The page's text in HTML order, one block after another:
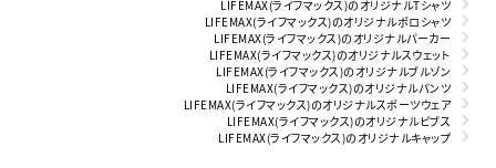
LIFEMAX(ライフマックス)のオリジナルTシャツ
LIFEMAX(ライフマックス)のオリジナルポロシャツ
LIFEMAX(ライフマックス)のオリジナルパーカー
LIFEMAX(ライフマックス)のオリジナルスウェット
LIFEMAX(ライフマックス)のオリジナルブルゾン
LIFEMAX(ライフマックス)のオリジナルパンツ
LIFEMAX(ライフマックス)のオリジナルスポーツウェア
LIFEMAX(ライフマックス)のオリジナルビブス
LIFEMAX(ライフマックス)のオリジナルキャップ